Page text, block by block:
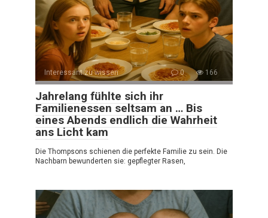
Interessant zu wissen 0 166
Jahrelang fühlte sich ihr
Familienessen seltsam an … Bis
eines Abends endlich die Wahrheit
ans Licht kam
Die Thompsons schienen die perfekte Familie zu sein. Die
Nachbarn bewunderten sie: gepflegter Rasen,